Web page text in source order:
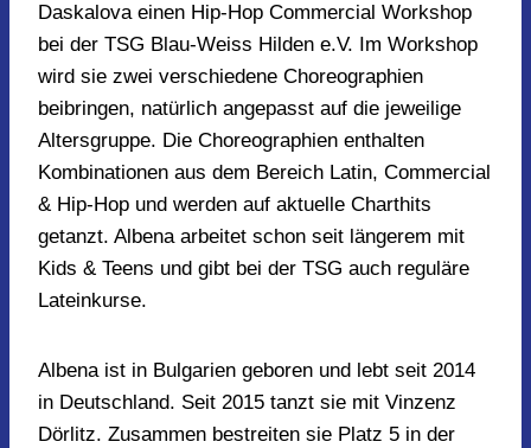
Daskalova einen Hip-Hop Commercial Workshop
bei der TSG Blau-Weiss Hilden e.V. Im Workshop
wird sie zwei verschiedene Choreographien
beibringen, natürlich angepasst auf die jeweilige
Altersgruppe. Die Choreographien enthalten
Kombinationen aus dem Bereich Latin, Commercial
& Hip-Hop und werden auf aktuelle Charthits
getanzt. Albena arbeitet schon seit längerem mit
Kids & Teens und gibt bei der TSG auch reguläre
Lateinkurse.
Albena ist in Bulgarien geboren und lebt seit 2014
in Deutschland. Seit 2015 tanzt sie mit Vinzenz
Dörlitz. Zusammen bestreiten sie Platz 5 in der